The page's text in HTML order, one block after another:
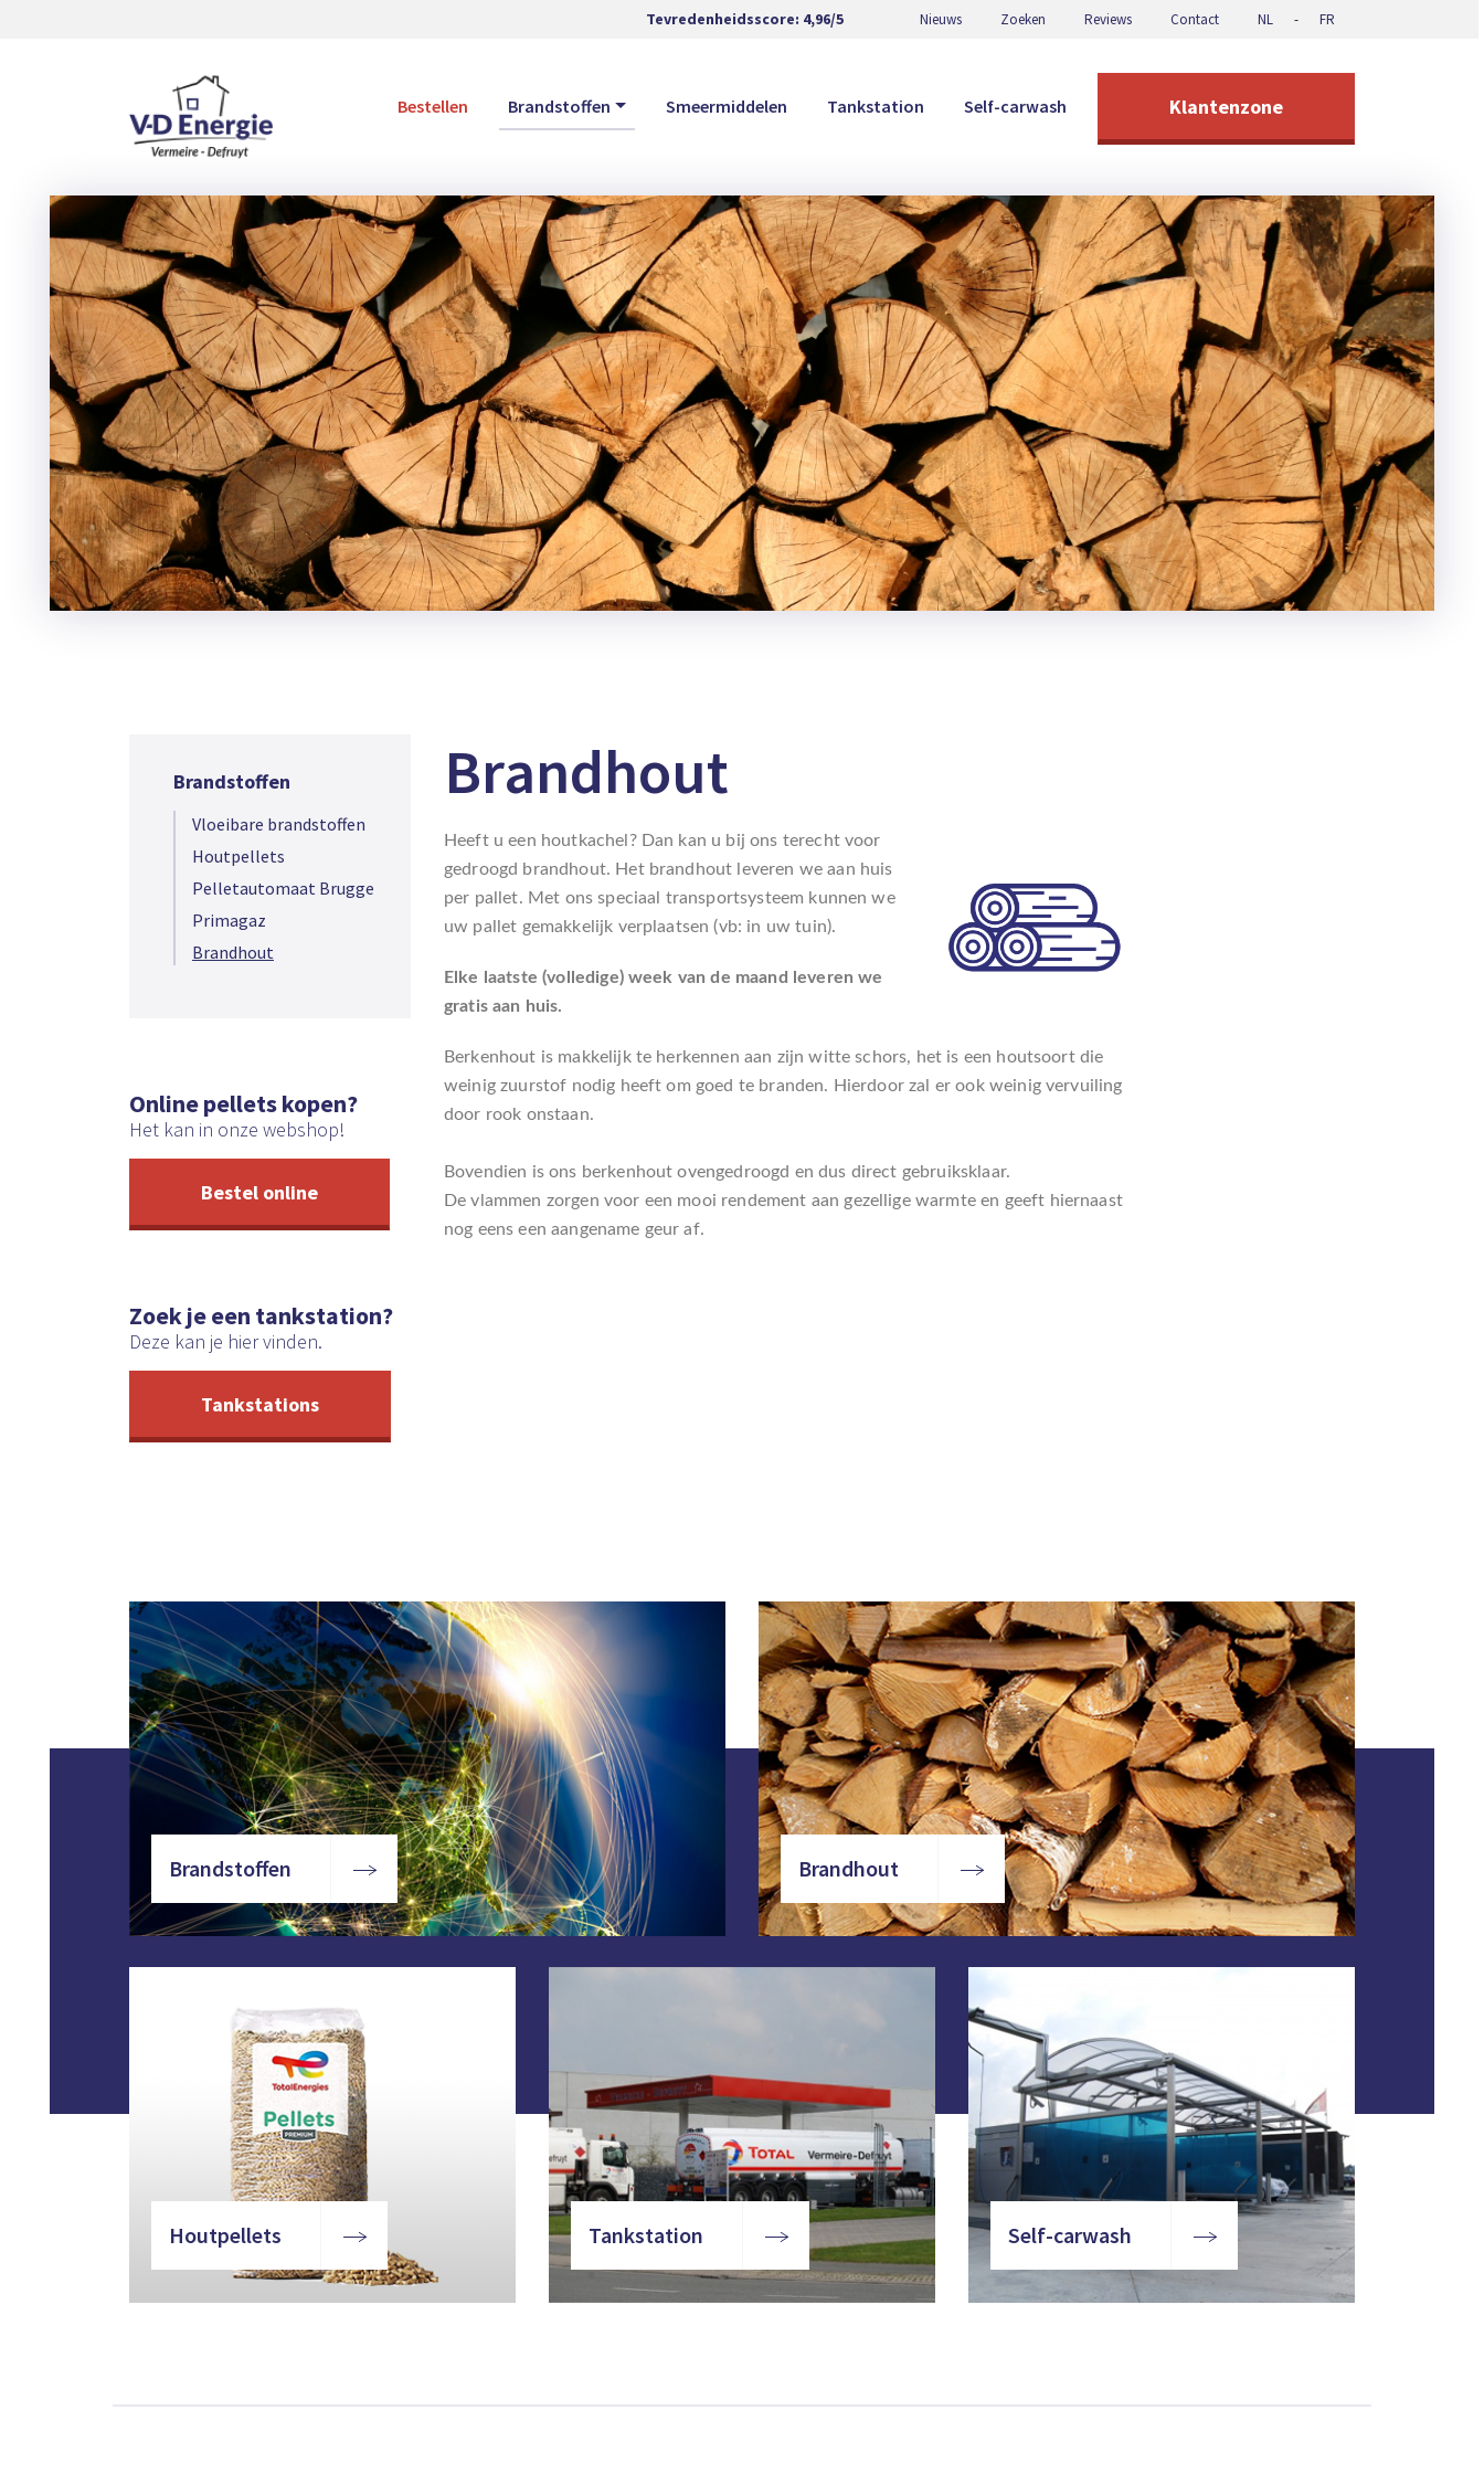
Tevredenheidsscore: 4,96/5 Nieuws Zoeken Reviews Contact NL - FR
Bestellen Brandstoffen Smeermiddelen Tankstation Self-carwash Klantenzone
Brandstoffen
Vloeibare brandstoffen
Houtpellets
Pelletautomaat Brugge
Primagaz
Brandhout
Online pellets kopen?
Het kan in onze webshop!
Bestel online
Zoek je een tankstation?
Deze kan je hier vinden.
Tankstations
Brandhout
Heeft u een houtkachel? Dan kan u bij ons terecht voor
gedroogd brandhout. Het brandhout leveren we aan huis
per pallet. Met ons speciaal transportsysteem kunnen we
uw pallet gemakkelijk verplaatsen (vb: in uw tuin).
Elke laatste (volledige) week van de maand leveren we
gratis aan huis.
Berkenhout is makkelijk te herkennen aan zijn witte schors, het is een houtsoort die
weinig zuurstof nodig heeft om goed te branden. Hierdoor zal er ook weinig vervuiling
door rook onstaan.
Bovendien is ons berkenhout ovengedroogd en dus direct gebruiksklaar.
De vlammen zorgen voor een mooi rendement aan gezellige warmte en geeft hiernaast
nog eens een aangename geur af.
Brandstoffen Brandhout
Houtpellets Tankstation Self-carwash